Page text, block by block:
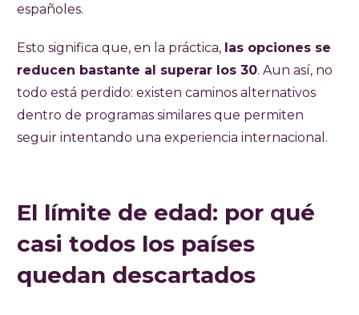
españoles.
Esto significa que, en la práctica, las opciones se
reducen bastante al superar los 30. Aun así, no
todo está perdido: existen caminos alternativos
dentro de programas similares que permiten
seguir intentando una experiencia internacional.
El límite de edad: por qué
casi todos los países
quedan descartados